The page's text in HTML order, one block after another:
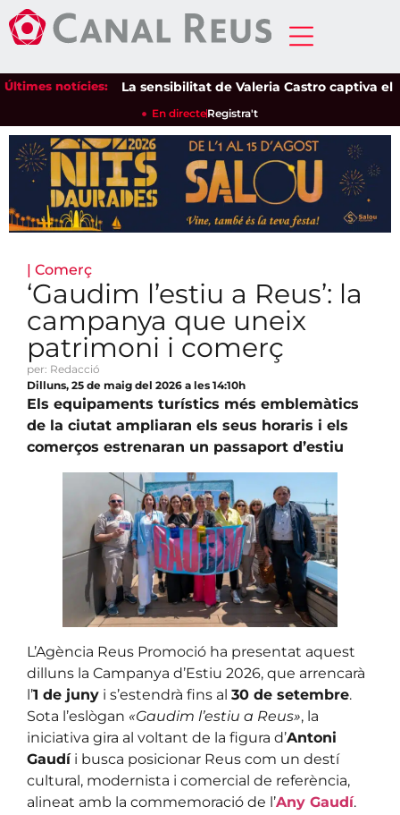
Últimes notícies:La sensibilitat de Valeria Castro captiva el
En directeRegistra't
| Comerç
‘Gaudim l’estiu a Reus’: la
campanya que uneix
patrimoni i comerç
per: Redacció
Dilluns, 25 de maig del 2026 a les 14:10h
Els equipaments turístics més emblemàtics
de la ciutat ampliaran els seus horaris i els
comerços estrenaran un passaport d’estiu
L’Agència Reus Promoció ha presentat aquest
dilluns la Campanya d’Estiu 2026, que arrencarà
l’1 de juny i s’estendrà fins al 30 de setembre.
Sota l’eslògan «Gaudim l’estiu a Reus», la
iniciativa gira al voltant de la figura d’Antoni
Gaudíi busca posicionar Reus com un destí
cultural, modernista i comercial de referència,
alineat amb la commemoració de l’Any Gaudí.